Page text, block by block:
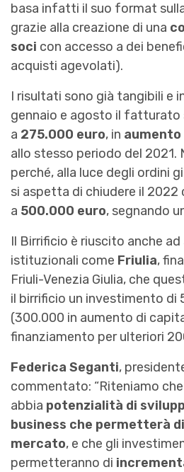
basa infatti il suo format
grazie alla creazione di una
soci con accesso a dei
acquisti agevolati).
I risultati sono già tangibili e
gennaio e agosto il
a 275.000 euro, in aumento
allo stesso periodo del 2021.
perché, alla luce degli ordini
si aspetta di chiudere il
a 500.000 euro, segnando
Il Birrificio è riuscito anche
istituzionali come Friulia,
Friuli-Venezia Giulia, che
il birrificio un investimento di
(300.000 in aumento di
finanziamento per ulteriori
Federica Seganti,
commentato: “Riteniamo
abbia potenzialità di
business che permetterà
mercato, e che gli
permetteranno di